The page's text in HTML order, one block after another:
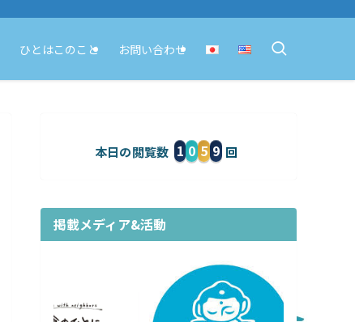
ひとはこのこと お問い合わせ
本日の閲覧数 1 0 5 9
掲載メディア&活動